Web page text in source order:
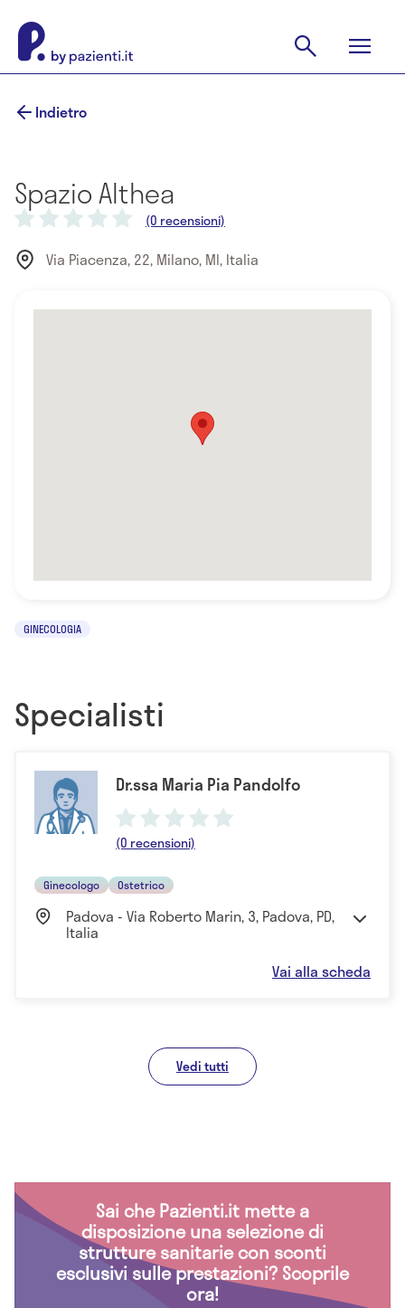
Indietro
Spazio Althea
(0 recensioni)
Via Piacenza, 22, Milano, MI, Italia
GINECOLOGIA
Specialisti
Dr.ssa Maria Pia Pandolfo
(0 recensioni)
Ginecologo Ostetrico
Padova - Via Roberto Marin, 3, Padova, PD,
Italia
Vai alla scheda
Vedi tutti
Sai che Pazienti.it mette a
disposizione una selezione di
strutture sanitarie con sconti
esclusivi sulle prestazioni? Scoprile
ora!